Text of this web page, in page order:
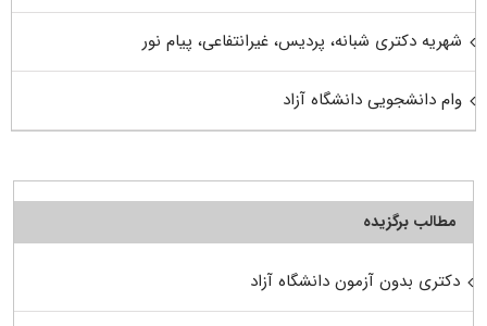
شهریه دکتری شبانه، پردیس، غیرانتفاعی، پیام نور
وام دانشجویی دانشگاه آزاد
مطالب برگزیده
دکتری بدون آزمون دانشگاه آزاد